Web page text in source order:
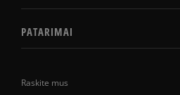
Raskite mus
PATARIMAI